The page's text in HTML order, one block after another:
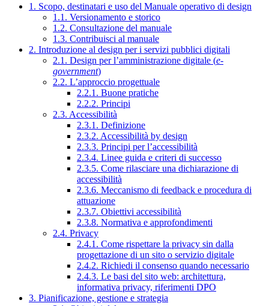
1. Scopo, destinatari e uso del Manuale operativo di design
1.1. Versionamento e storico
1.2. Consultazione del manuale
1.3. Contribuisci al manuale
2. Introduzione al design per i servizi pubblici digitali
2.1. Design per l’amministrazione digitale (e-
government)
2.2. L’approccio progettuale
2.2.1. Buone pratiche
2.2.2. Principi
2.3. Accessibilità
2.3.1. Definizione
2.3.2. Accessibilità by design
2.3.3. Principi per l’accessibilità
2.3.4. Linee guida e criteri di successo
2.3.5. Come rilasciare una dichiarazione di
accessibilità
2.3.6. Meccanismo di feedback e procedura di
attuazione
2.3.7. Obiettivi accessibilità
2.3.8. Normativa e approfondimenti
2.4. Privacy
2.4.1. Come rispettare la privacy sin dalla
progettazione di un sito o servizio digitale
2.4.2. Richiedi il consenso quando necessario
2.4.3. Le basi del sito web: architettura,
informativa privacy, riferimenti DPO
3. Pianificazione, gestione e strategia